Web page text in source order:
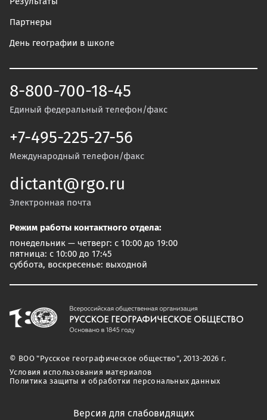
Партнеры
День географии в школе
8-800-700-18-45
Единый федеральный телефон/факс
+7-495-225-27-56
Международный телефон/факс
dictant@rgo.ru
Электронная почта
Режим работы контактного отдела:
понедельник — четверг: с 10:00 до 19:00
пятница: с 10:00 до 17:45
суббота, воскресенье: выходной
© ВОО "Русское географическое общество", 2013-2026 г.
Условия использования материалов
Политика защиты и обработки персональных данных
Версия для слабовидящих